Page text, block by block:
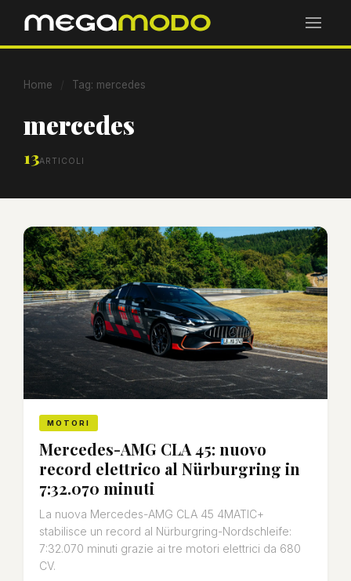
Home Tag: mercedes
mercedes
13ARTICOLI
MOTORI
Mercedes-AMG CLA 45: nuovo
record elettrico al Nürburgring in
7:32.070 minuti
La nuova Mercedes-AMG CLA 45 4MATIC+
stabilisce un record al Nürburgring-Nordschleife:
7:32.070 minuti grazie ai tre motori elettrici da 680
CV.